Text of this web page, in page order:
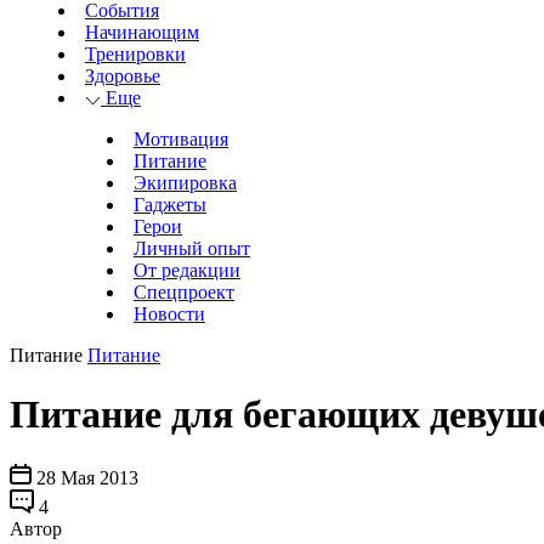
События
Начинающим
Тренировки
Здоровье
Еще
Мотивация
Питание
Экипировка
Гаджеты
Герои
Личный опыт
От редакции
Спецпроект
Новости
Питание Питание
Питание для бегающих
28 Мая 2013
4
Автор